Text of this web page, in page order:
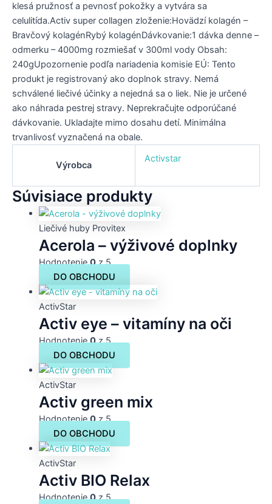
klesá pružnosť a pevnosť pokožky a vytvára sa
celulitída.Activ super collagen zloženie:Hovädzí kolagén –
Bravčový kolagénRybý kolagénDávkovanie:1 dávka denne –
odmerku – 4000mg rozmiešať v 300ml vody Obsah:
240gUpozornenie podľa nariadenia komisie EÚ: Tento
produkt je registrovaný ako doplnok stravy. Nemá
schválené liečivé účinky a nejedná sa o liek. Nie je určené
ako náhrada pestrej stravy. Neprekračujte odporúčané
dávkovanie. Ukladajte mimo dosahu detí. Minimálna
trvanlivosť vyznačená na obale.
Výrobca
Activstar
Súvisiace produkty
Liečivé huby Provitex
Acerola – výživové doplnky
Hodnotenie0z 5
DO OBCHODU
ActivStar
Activ eye – vitamíny na oči
Hodnotenie0z 5
DO OBCHODU
ActivStar
Activ green mix
Hodnotenie0z 5
DO OBCHODU
ActivStar
Activ BIO Relax
Hodnotenie0z 5